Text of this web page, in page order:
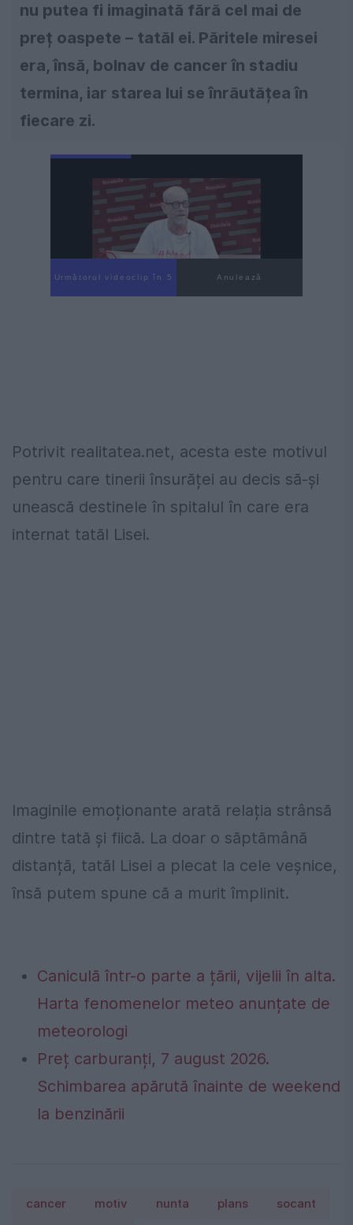
nu putea fi imaginată fără cel mai de
preț oaspete – tatăl ei. Păritele miresei
era, însă, bolnav de cancer în stadiu
termina, iar starea lui se înrăutățea în
fiecare zi.
Următorul videoclip în 4 Anulează
Potrivit realitatea.net, acesta este motivul
pentru care tinerii însurăței au decis să-și
unească destinele în spitalul în care era
internat tatăl Lisei.
Imaginile emoționante arată relația strânsă
dintre tată și fiică. La doar o săptămână
distanță, tatăl Lisei a plecat la cele veșnice,
însă putem spune că a murit împlinit.
Caniculă într-o parte a țării, vijelii în alta.
Harta fenomenelor meteo anunțate de
meteorologi
Preț carburanți, 7 august 2026.
Schimbarea apărută înainte de weekend
la benzinării
cancer motiv nunta plans socant